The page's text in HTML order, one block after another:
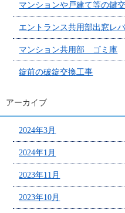
マンションや戸建て等の鍵
エントランス共用部出窓レ
マンション共用部 ゴミ庫
錠前の破錠交換工事
アーカイブ
2024年3月
2024年1月
2023年11月
2023年10月